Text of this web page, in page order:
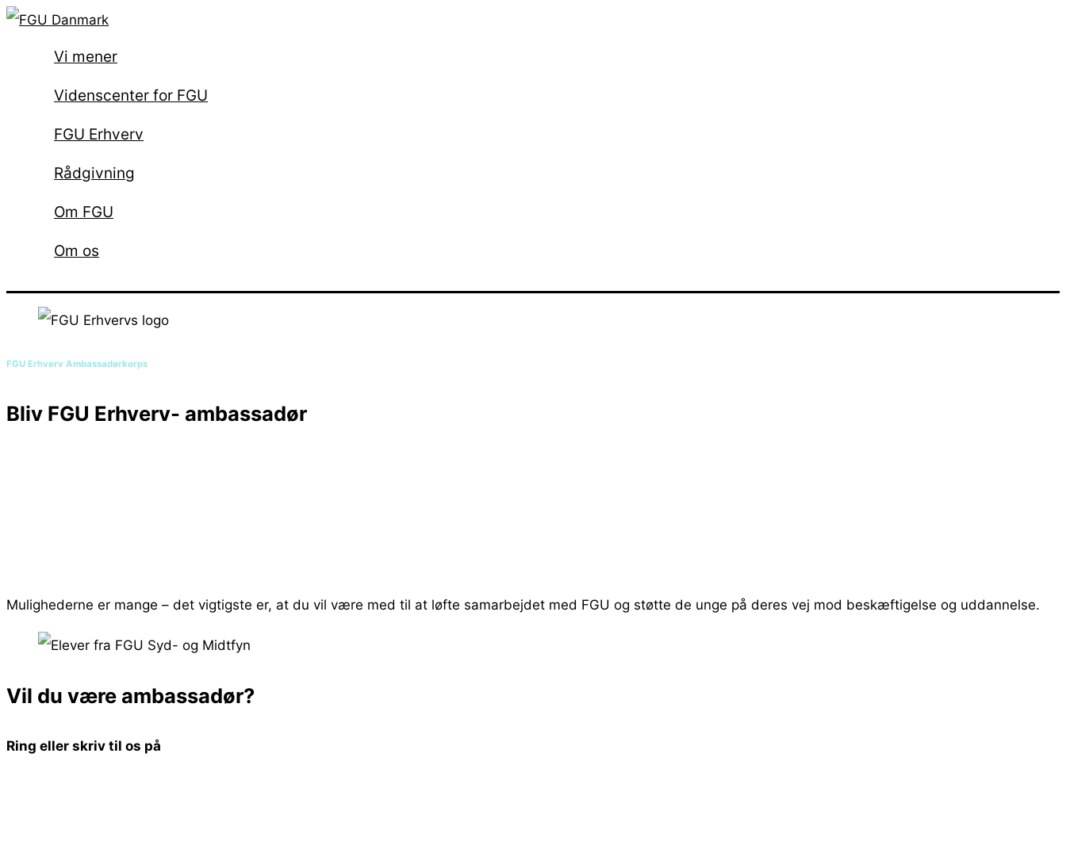
Gå
Vi mener
Videnscenter for FGU
FGU Erhverv
Rådgivning
Om FGU
Om os
FGU Erhverv Ambassadørkorps
Bliv FGU Erhverv- ambassadør
Mulighederne er mange – det vigtigste er, at du vil være med til at løfte samarbejdet med FGU og støtte de unge på deres vej mod beskæftigelse og uddannelse.
Vil du være ambassadør?
Ring eller skriv til os på